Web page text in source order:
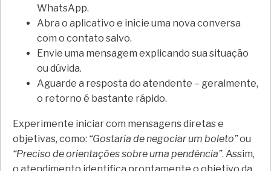
WhatsApp.
Abra o aplicativo e inicie uma nova conversa
com o contato salvo.
Envie uma mensagem explicando sua situação
ou dúvida.
Aguarde a resposta do atendente – geralmente,
o retorno é bastante rápido.
Experimente iniciar com mensagens diretas e
objetivas, como: “Gostaria de negociar um boleto”ou
“Preciso de orientações sobre uma pendência”. Assim,